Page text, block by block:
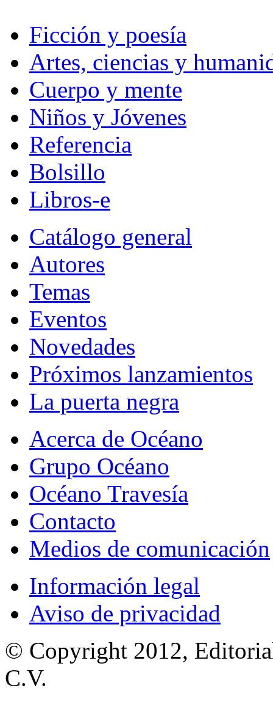
Ficción y poesía
Artes, ciencias y
Cuerpo y mente
Niños y Jóvenes
Referencia
Bolsillo
Libros-e
Catálogo general
Autores
Temas
Eventos
Novedades
Próximos lanzamientos
La puerta negra
Acerca de Océano
Grupo Océano
Océano Travesía
Contacto
Medios de comunicación
Información legal
Aviso de privacidad
© Copyright 2012,
C.V.